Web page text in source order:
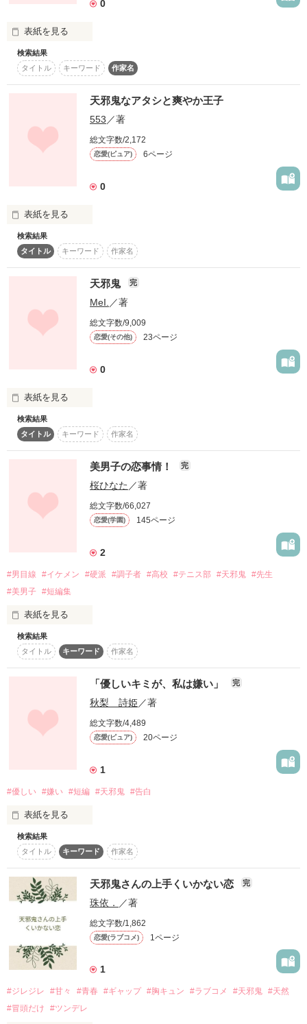
2016.3.28☆Fin.
作品を読む
熊川なおたか様
0
表紙を見る
「電話してもいいですか？」
いきなりの電話で、
いきなりその言葉。
「いいですよ。」
不思議と電話の声は安らぎを与える声だった。
検索結果
タイトル
キーワード 作家名
天邪鬼なアタシと爽やか王子
553 ／著
総文字数/2,172
恋愛(ピュア) 6ページ
0
表紙を見る
素直になんて、言えない。
検索結果
タイトル
キーワード 作家名
天邪鬼 完
MeI. ／著
総文字数/9,009
恋愛(その他) 23ページ
0
表紙を見る
私はｱﾏﾉｼﾞｬｸでチビで
幼児体型で貧乳で
あなたは好きでいてくれる??
｢天邪鬼-ｱﾏﾉｼﾞｬｸ-｣
私と彼氏は仲良すぎるのかも
作品を読む
検索結果
タイトル
キーワード 作家名
美男子の恋事情！ 完
桜ひなた ／著
総文字数/66,027
恋愛(学園) 145ページ
2
#男目線 #イケメン #硬派 #調子者 #高校 #テニス部 #天邪鬼 #先生
#美男子 #短編集
表紙を見る
櫻川高校男子テニス部は
この辺りではちょいと有名。
強豪だからじゃない。
所属する部員、マネージャー、
そして、顧問までもが
♡美男子♡
の、集まりだから。
さて、そんな美男子達は
どんな恋をしているのでしょう？
ベスト3‼︎‼︎
検索結果
タイトル
キーワード 作家名
「優しいキミが、私は嫌い」 完
秋梨 詩姫／著
総文字数/4,489
恋愛(ピュア) 20ページ
1
#優しい #嫌い #短編 #天邪鬼 #告白
表紙を見る
＿＿＿アンタなんて、嫌い。
私に優しい言葉をかけてくるキミが、嫌い。
検索結果
タイトル
キーワード 作家名
天邪鬼さんの上手くいかない恋 完
珠依． ／著
総文字数/1,862
恋愛(ラブコメ) 1ページ
1
#ジレジレ #甘々 #青春 #ギャップ #胸キュン #ラブコメ #天邪鬼 #天然
#冒頭だけ
#ツンデレ